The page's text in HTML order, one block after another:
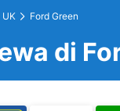
UK Ford Green
di